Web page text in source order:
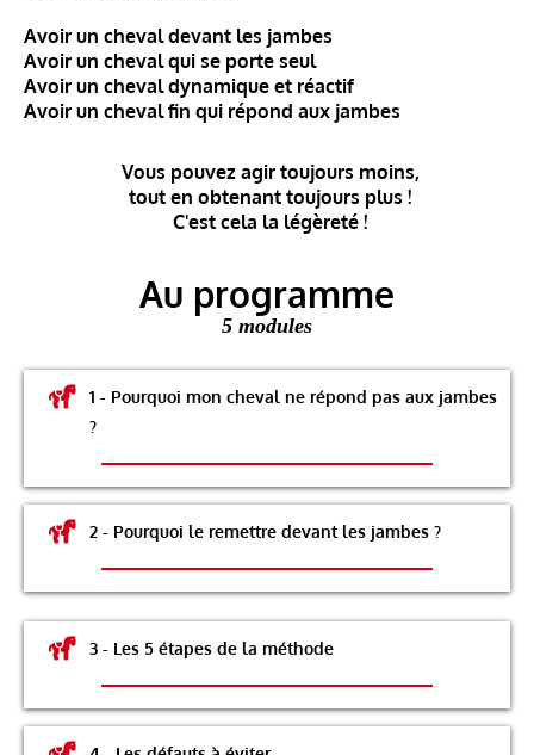
Avoir un cheval devant les jambes
Avoir un cheval qui se porte seul
Avoir un cheval dynamique et réactif
Avoir un cheval fin qui répond aux jambes
Vous pouvez agir toujours moins,
tout en obtenant toujours plus !
C'est cela la légèreté !
Au programme
5 modules
1 - Pourquoi mon cheval ne répond pas aux jambes
?
2 - Pourquoi le remettre devant les jambes ?
3 - Les 5 étapes de la méthode